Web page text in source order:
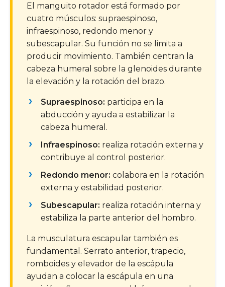
El manguito rotador está formado por
cuatro músculos: supraespinoso,
infraespinoso, redondo menor y
subescapular. Su función no se limita a
producir movimiento. También centran la
cabeza humeral sobre la glenoides durante
la elevación y la rotación del brazo.
Supraespinoso: participa en la
abducción y ayuda a estabilizar la
cabeza humeral.
Infraespinoso: realiza rotación externa y
contribuye al control posterior.
Redondo menor: colabora en la rotación
externa y estabilidad posterior.
Subescapular: realiza rotación interna y
estabiliza la parte anterior del hombro.
La musculatura escapular también es
fundamental. Serrato anterior, trapecio,
romboides y elevador de la escápula
ayudan a colocar la escápula en una